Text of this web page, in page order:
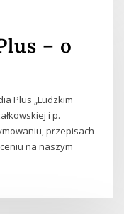
– o
Plus „Ludzkim
i p.
przepisach
na naszym